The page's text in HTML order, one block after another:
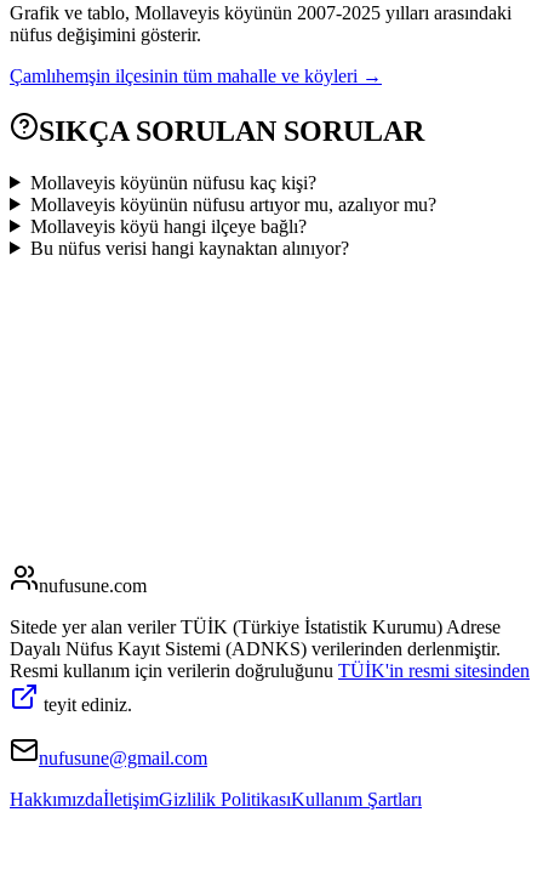
Grafik ve tablo, Mollaveyis köyünün 2007-2025 yılları arasındaki
nüfus değişimini gösterir.
Çamlıhemşin ilçesinin tüm mahalle ve köyleri →
SIKÇA SORULAN SORULAR
Mollaveyis köyünün nüfusu kaç kişi?
Mollaveyis köyünün nüfusu artıyor mu, azalıyor mu?
Mollaveyis köyü hangi ilçeye bağlı?
Bu nüfus verisi hangi kaynaktan alınıyor?
nufusune.com
Sitede yer alan veriler TÜİK (Türkiye İstatistik Kurumu) Adrese
Dayalı Nüfus Kayıt Sistemi (ADNKS) verilerinden derlenmiştir.
Resmi kullanım için verilerin doğruluğunu TÜİK'in resmi sitesinden
teyit ediniz.
nufusune@gmail.com
HakkımızdaİletişimGizlilik PolitikasıKullanım Şartları